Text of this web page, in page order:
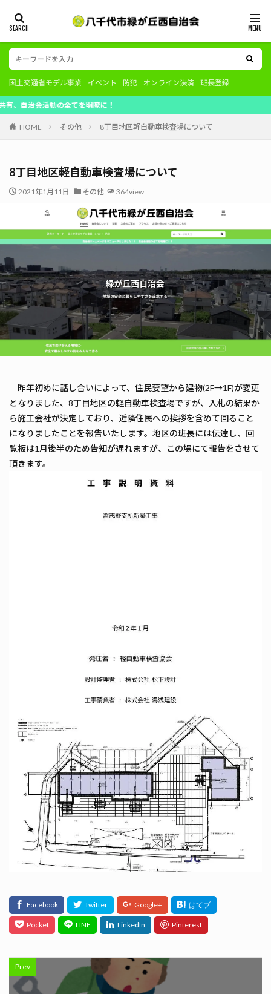
国土交通省モデル事業 イベント 防犯 オンライン決済 班長登録
活動の全てを明瞭に！
HOME その他 8丁目地区軽自動車検査場について
8丁目地区軽自動車検査場について
2021年1月11日 その他 364view
昨年初めに話し合いによって、住民要望から建物(2F→1F)が変更
となりました、8丁目地区の軽自動車検査場ですが、入札の結果か
ら施工会社が決定しており、近隣住民への挨拶を含めて回ること
になりましたことを報告いたします。地区の班長には伝達し、回
覧板は1月後半のため告知が遅れますが、この場にて報告をさせて
頂きます。
Prev